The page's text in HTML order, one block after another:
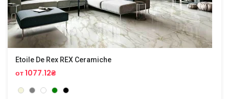
Etoile De Rex REX Ceramiche
от 1077.12₴